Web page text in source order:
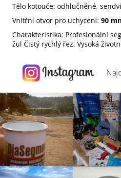
Tělo kotouče: odhlučněné,
Vnitřní otvor pro uchycení: 90
Charakteristika: Profesionální
žul Čistý rychlý řez. Vysoká